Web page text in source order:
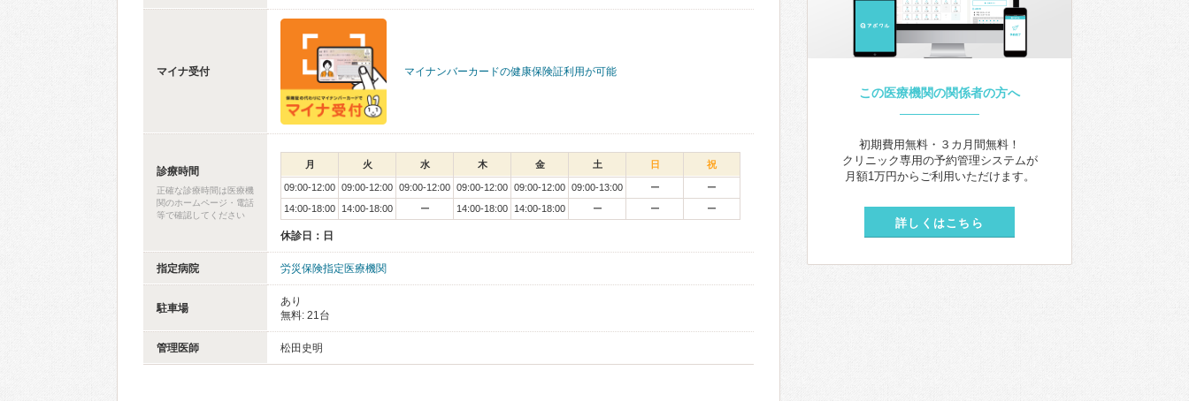
マイナ受付 マイナンバーカードの健康保険証利用が可能
診療時間
正確な診療時間は医療機
関のホームページ・電話
等で確認してください
月 火 水 木 金 土 日 祝
09:00-12:00 09:00-12:00 09:00-12:00 09:00-12:00 09:00-12:00 09:00-13:00 ー
ー
14:00-18:00
14:00-18:00 ー 14:00-18:00 14:00-18:00 ー ー ー
休診日：日
指定病院 労災保険指定医療機関
駐車場
あり
無料: 21台
管理医師 松田史明
この医療機関の関係者の方へ
初期費用無料・３カ月間無料！
クリニック専用の予約管理システムが
月額1万円からご利用いただけます。
詳しくはこちら